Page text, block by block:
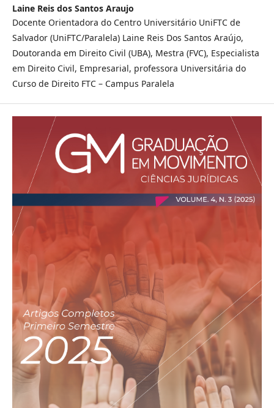
Laine Reis dos Santos Araujo
Docente Orientadora do Centro Universitário UniFTC de
Salvador (UniFTC/Paralela) Laine Reis Dos Santos Araújo,
Doutoranda em Direito Civil (UBA), Mestra (FVC), Especialista
em Direito Civil, Empresarial, professora Universitária do
Curso de Direito FTC – Campus Paralela